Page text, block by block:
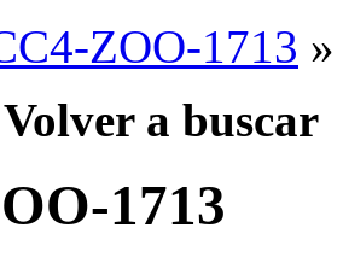
ZOO-1713
Volver a buscar
1713